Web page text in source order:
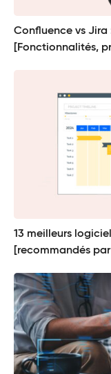
Confluence vs Jira
[Fonctionnalités,
13 meilleurs
[recommandés